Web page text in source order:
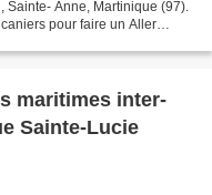
Sainte- Anne, Martinique (97).
pour faire un Aller
maritimes inter-
Sainte-Lucie